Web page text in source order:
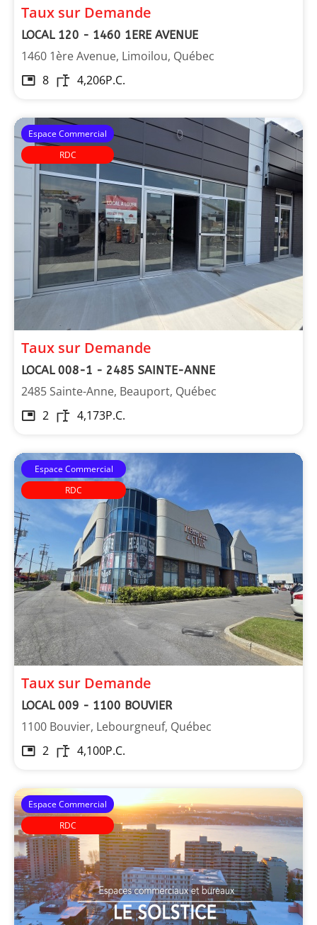
Taux sur Demande
LOCAL 120 - 1460 1ERE AVENUE
1460 1ère Avenue, Limoilou, Québec
8
4,206P.C.
Espace Commercial
RDC
Taux sur Demande
LOCAL 008-1 - 2485 SAINTE-ANNE
2485 Sainte-Anne, Beauport, Québec
2
4,173P.C.
Espace Commercial
RDC
Les Immeubles Dupont
Taux sur Demande
LOCAL 009 - 1100 BOUVIER
1100 Bouvier, Lebourgneuf, Québec
2
4,100P.C.
Espace Commercial
RDC
Arbois